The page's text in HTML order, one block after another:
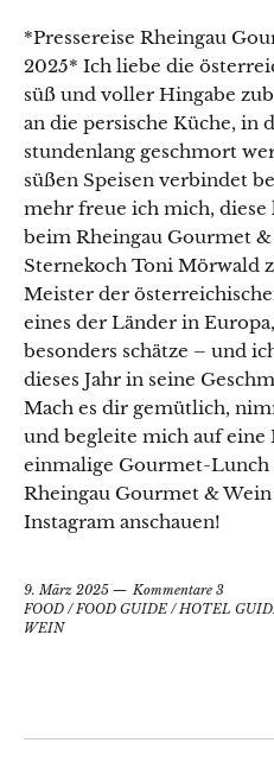
*Pressereise Rheingau
2025* Ich liebe die
süß und voller Hingabe
an die persische Küche, in
stundenlang geschmort
süßen Speisen verbindet
mehr freue ich mich,
beim Rheingau Gourmet
Sternekoch Toni Mörwald
Meister der
eines der Länder in
besonders schätze – und
dieses Jahr in seine
Mach es dir gemütlich,
und begleite mich auf eine
einmalige Gourmet-
Rheingau Gourmet &
Instagram anschauen!
9. März 2025
Kommentare 3
FOOD /FOOD GUIDE /HOTEL
WEIN
Lust auf eine
Küchenzauber in
Mit meinem Newsletter
Woche ganz nah dran
Rezepten, erhältst
Küche, reichlich
Infos über Aktionen &
Datenschutzerklärung